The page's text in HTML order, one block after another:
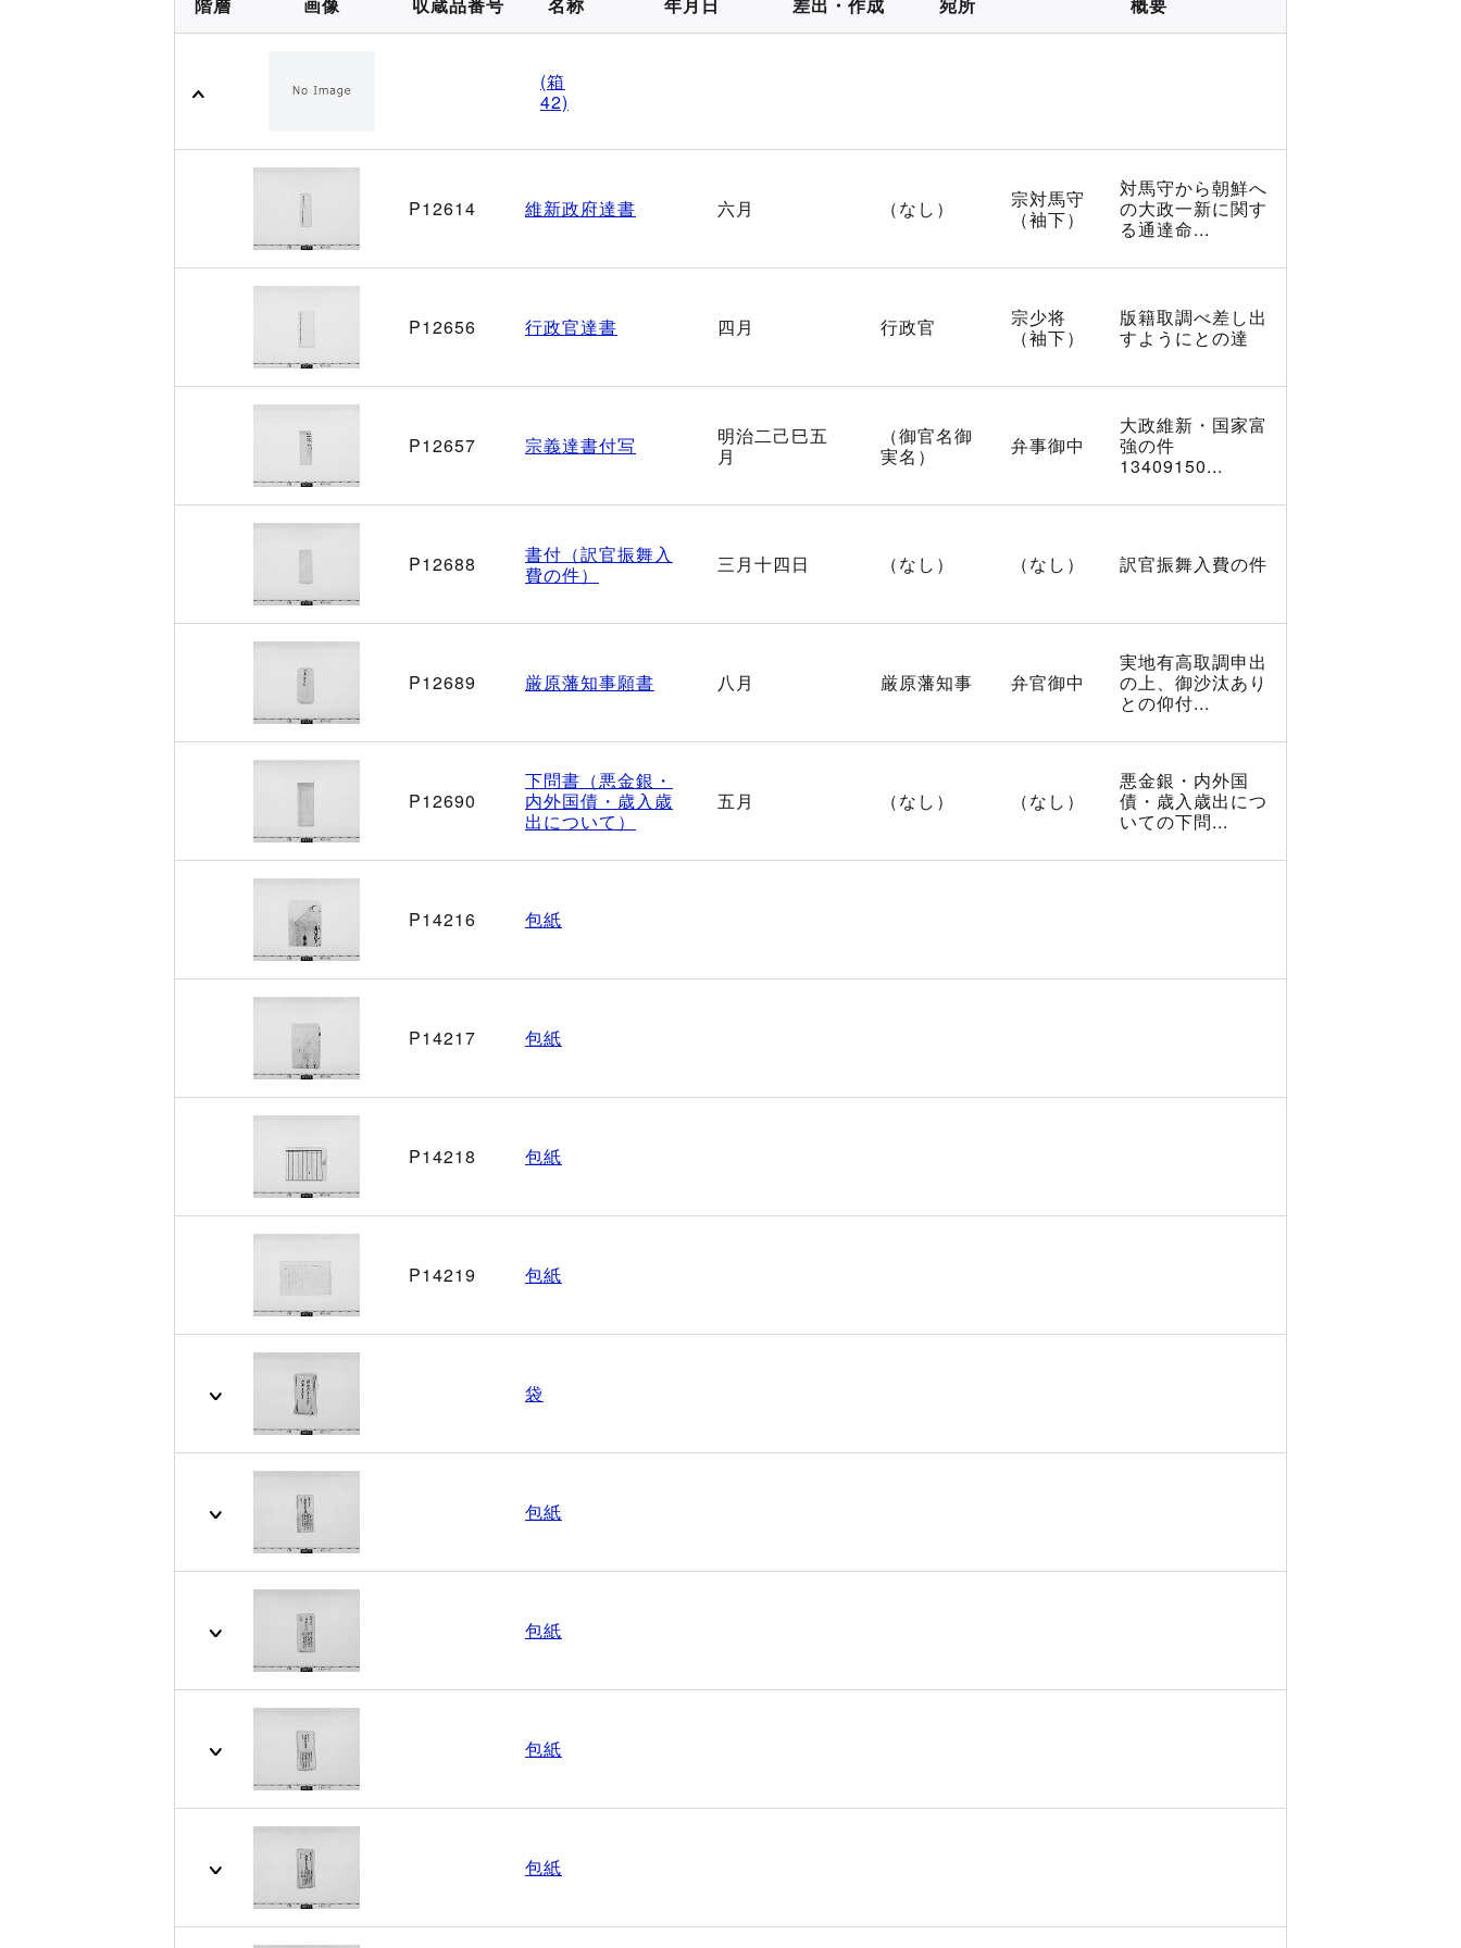
(箱
42)
P12614 維新政府達書 六月 （なし）
宗対馬守
（袖下）
対馬守から朝鮮へ
の大政一新に関す
る通達命...
P12656 行政官達書 四月 行政官
宗少将
（袖下）
版籍取調べ差し出
すようにとの達
P12657 宗義達書付写
明治二己巳五
月
（御官名御
実名）
弁事御中
大政維新・国家富
強の件
13409150...
P12688
書付（訳官振舞入
費の件）
三月十四日 （なし） （なし） 訳官振舞入費の件
P12689 厳原藩知事願書 八月 厳原藩知事 弁官御中
実地有高取調申出
の上、御沙汰あり
との仰付...
P12690
下問書（悪金銀・
内外国債・歳入歳
出について）
五月 （なし） （なし）
悪金銀・内外国
債・歳入歳出につ
いての下問...
P14216 包紙
P14217 包紙
P14218 包紙
P14219 包紙
袋
包紙
包紙
包紙
包紙